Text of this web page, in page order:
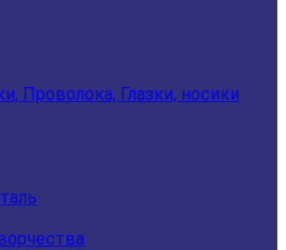
Проволока, Глазки, носики